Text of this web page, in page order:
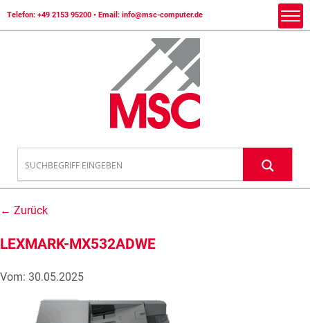
Telefon: +49 2153 95200 • Email: info@msc-computer.de
← Zurück
LEXMARK-MX532ADWE
Vom: 30.05.2025